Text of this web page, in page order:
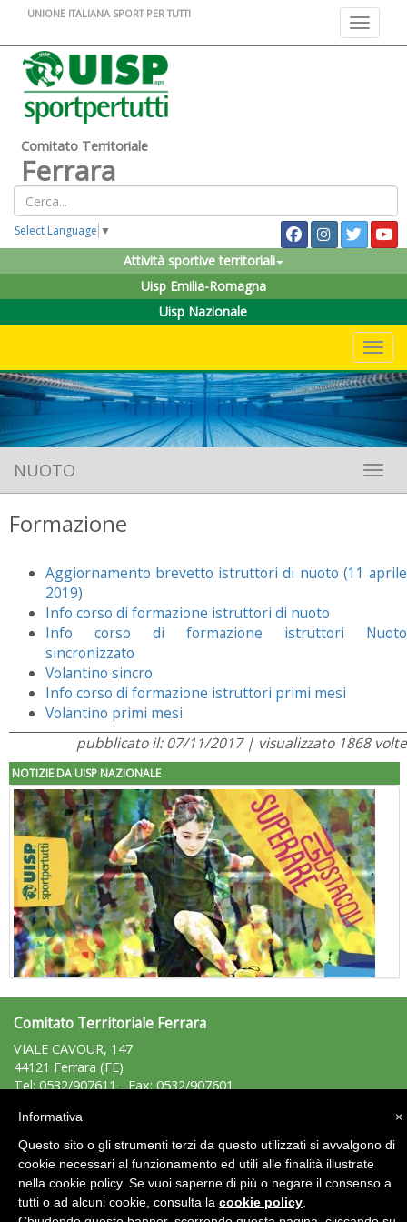
Toggle
UNIONE ITALIANA SPORT PER TUTTI
Comitato Territoriale
Ferrara
Select Language ▼
Attività sportive territoriali
Uisp Emilia-Romagna
Uisp Nazionale
NUOTO
Formazione
Aggiornamento brevetto istruttori di nuoto (11 aprile
2019)
Info corso di formazione istruttori di nuoto
Info corso di formazione istruttori Nuoto
sincronizzato
Volantino sincro
Info corso di formazione istruttori primi mesi
Volantino primi mesi
pubblicato il: 07/11/2017 | visualizzato 1868 volte
NOTIZIE DA UISP NAZIONALE
"Superare gli ostacoli": la relazione di Tiziano Pesce al CN Uisp
Comitato Territoriale Ferrara
VIALE CAVOUR, 147
44121 Ferrara (FE)
Tel: 0532/907611 - Fax: 0532/907601
Area Riservata 2.0
×
Informativa
Questo sito o gli strumenti terzi da questo utilizzati si avvalgono di
cookie necessari al funzionamento ed utili alle finalità illustrate
nella cookie policy. Se vuoi saperne di più o negare il consenso a
tutti o ad alcuni cookie, consulta la cookie policy